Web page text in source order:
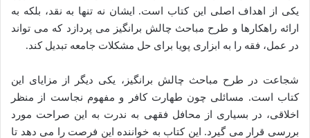
یکی از اهداف اصلی این کتاب است. ایشان نه تنها به نقد، بلکه به
ارائه راهکارها و طرح مباحث چالش برانگیز می پردازد که می تواند
در عمل، فقه را به ابزاری پویا برای حل مشکلات جامعه تبدیل کند.
شجاعت در طرح مباحث چالش برانگیز، یکی دیگر از مزایای این
کتاب است. مسائلی چون طهارت کافر و مفهوم نجاست از منظر
اخلاقی، در بسیاری از محافل فقهی به ندرت به این صراحت مورد
بررسی قرار می گیرد. این کتاب به خواننده این فرصت را می دهد تا